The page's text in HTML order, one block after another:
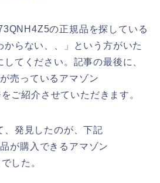
の正規品を探している
からない、、」という方がいた
てください。記事の最後に、
売っているアマゾン
ご紹介させていただきます。
、発見したのが、下記
が購入できるアマゾン
した。